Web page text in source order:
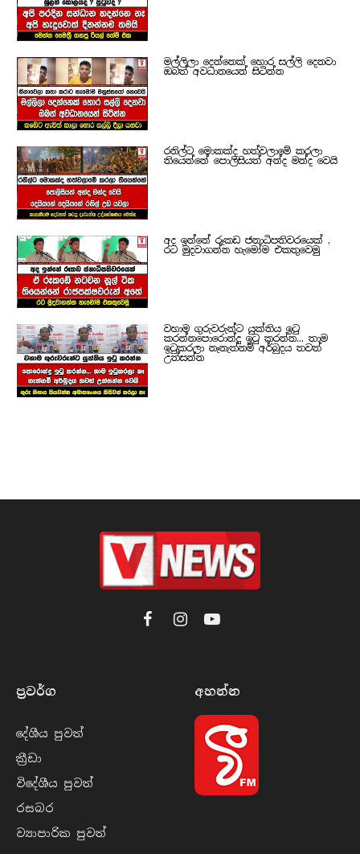
මල්ලිලා දෙන්නෙක් හොර සල්ලි දෙනවා
ඔබත් අවධානයෙන් සිටින්න
රනිල්ට මොකක්ද හත්වලාමේ කරලා
තියෙන්නේ පොලිසියත් අන්ද මන්ද වෙයි
අද ඉන්නේ රූකඩ ජනාධිපතිවරයෙක් ,
රට මුදවාගන්න හැමෝම එකතුවෙමු
වහාම ගුරුවරුන්ට යුක්තිය ඉටු
කරන්නපොරොන්දු ඉටු කරන්න... තාම
ඉටුකරලා නෑනැත්නම් අර්බුදය තවත්
උත්සන්න
FacebookInstagramYouTube
ප්‍රවර්​ග
දේශීය පුව​ත්
ක්‍රී​ඩා
විදේශීය පුව​ත්
රසබ​ර
ව්‍යාපාරික පුව​ත්
අහන්​න